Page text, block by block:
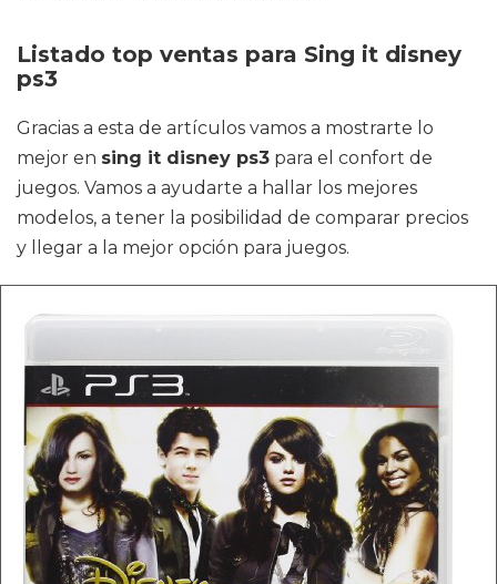
Listado top ventas para Sing it disney
ps3
Gracias a esta de artículos vamos a mostrarte lo
mejor en sing it disney ps3 para el confort de
juegos. Vamos a ayudarte a hallar los mejores
modelos, a tener la posibilidad de comparar precios
y llegar a la mejor opción para juegos.